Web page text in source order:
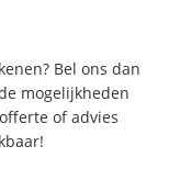
Bel ons dan
mogelijkheden
of advies